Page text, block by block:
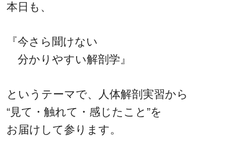
本日も、
『今さら聞けない
分かりやすい解剖学』
というテーマで、人体解剖実習から
“見て・触れて・感じたこと”を
お届けして参ります。